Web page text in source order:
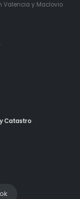
Valencia y Maclovio
Catastro